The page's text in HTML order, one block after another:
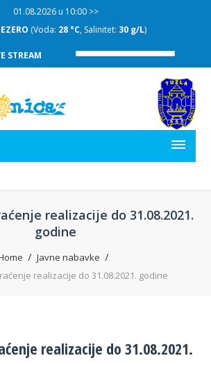
01.08.2026 u 10:00 >>
(Voda: 28 °C, Salinitet: 30 g/L)
STREAM
realizacije do 31.08.2021.
godine
Javne nabavke
realizacije do 31.08.2021. godine
realizacije do 31.08.2021.